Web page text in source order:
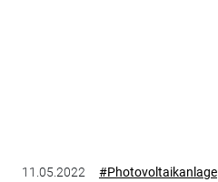
11.05.2022 #Photovoltaikanlage